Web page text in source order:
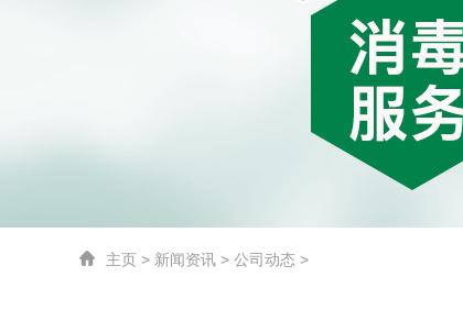
主页 > 新闻资讯 > 公司动态 >